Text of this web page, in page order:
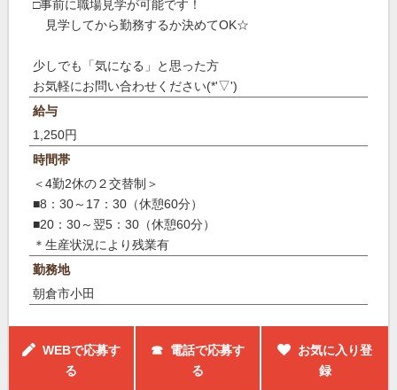
□事前に職場見学が可能です！
見学してから勤務するか決めてOK☆
少しでも「気になる」と思った方
お気軽にお問い合わせください(*'▽')
給与
1,250円
時間帯
＜4勤2休の２交替制＞
■8：30～17：30（休憩60分）
■20：30～翌5：30（休憩60分）
＊生産状況により残業有
勤務地
朝倉市小田
WEBで応募す
る
☎ 電話で応募す
る
お気に入り登
録